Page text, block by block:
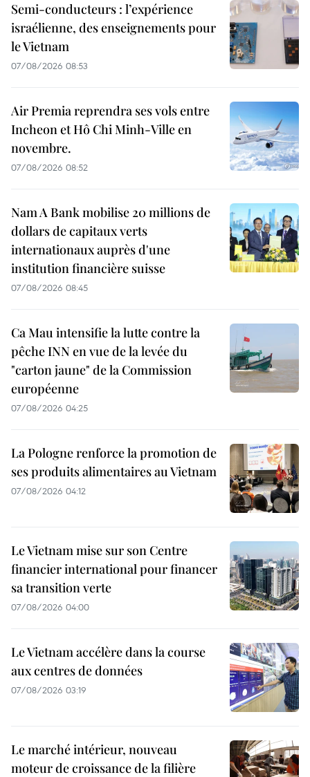
Semi-conducteurs : l’expérience
israélienne, des enseignements pour
le Vietnam
07/08/2026 08:53
Air Premia reprendra ses vols entre
Incheon et Hô Chi Minh-Ville en
novembre.
07/08/2026 08:52
Nam A Bank mobilise 20 millions de
dollars de capitaux verts
internationaux auprès d'une
institution financière suisse
07/08/2026 08:45
Ca Mau intensifie la lutte contre la
pêche INN en vue de la levée du
"carton jaune" de la Commission
européenne
07/08/2026 04:25
La Pologne renforce la promotion de
ses produits alimentaires au Vietnam
07/08/2026 04:12
Le Vietnam mise sur son Centre
financier international pour financer
sa transition verte
07/08/2026 04:00
Le Vietnam accélère dans la course
aux centres de données
07/08/2026 03:19
Le marché intérieur, nouveau
moteur de croissance de la filière